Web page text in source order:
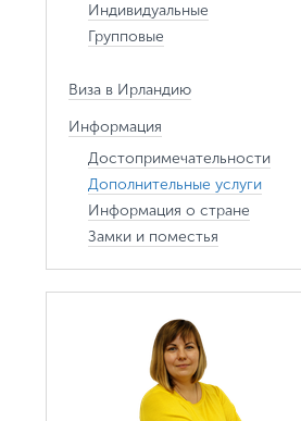
Индивидуальные
Групповые
Виза в Ирландию
Информация
Достопримечательности
Дополнительные услуги
Информация о стране
Замки и поместья